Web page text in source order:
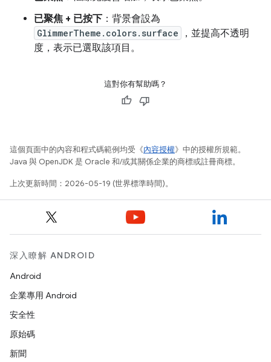
已聚焦 + 已按下 ：背景會設為
GlimmerTheme.colors.surface
，並提高不透明
度，表示已選取該項目。
這對你有幫助嗎？
這個頁面中的內容和程式碼範例均受《內容授權》中的授權所規範。
Java 與 OpenJDK 是 Oracle 和/或其關係企業的商標或註冊商標。
上次更新時間：2026-05-19 (世界標準時間)。
深入瞭解 ANDROID
Android
企業專用 Android
安全性
原始碼
新聞